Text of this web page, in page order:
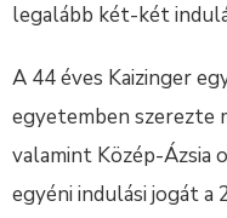
legalább két-két
A 44 éves Kaizinger
egyetemben szerezte
valamint Közép-Ázsia
egyéni indulási jogát a